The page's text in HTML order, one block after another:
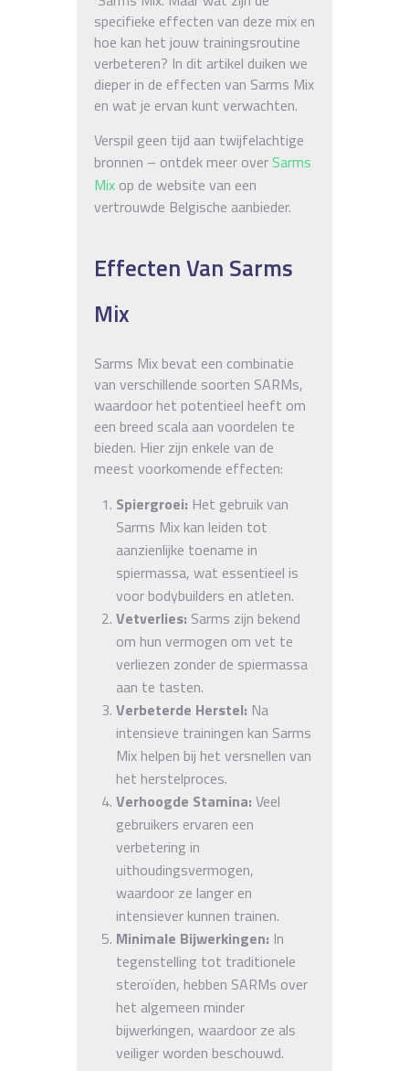
specifieke effecten van deze mix en
hoe kan het jouw trainingsroutine
verbeteren? In dit artikel duiken we
dieper in de effecten van Sarms Mix
en wat je ervan kunt verwachten.
Verspil geen tijd aan twijfelachtige
bronnen – ontdek meer over Sarms
Mix op de website van een
vertrouwde Belgische aanbieder.
Effecten Van Sarms
Mix
Sarms Mix bevat een combinatie
van verschillende soorten SARMs,
waardoor het potentieel heeft om
een breed scala aan voordelen te
bieden. Hier zijn enkele van de
meest voorkomende effecten:
Spiergroei: Het gebruik van
Sarms Mix kan leiden tot
aanzienlijke toename in
spiermassa, wat essentieel is
voor bodybuilders en atleten.
Vetverlies: Sarms zijn bekend
om hun vermogen om vet te
verliezen zonder de spiermassa
aan te tasten.
Verbeterde Herstel: Na
intensieve trainingen kan Sarms
Mix helpen bij het versnellen van
het herstelproces.
Verhoogde Stamina: Veel
gebruikers ervaren een
verbetering in
uithoudingsvermogen,
waardoor ze langer en
intensiever kunnen trainen.
Minimale Bijwerkingen: In
tegenstelling tot traditionele
steroïden, hebben SARMs over
het algemeen minder
bijwerkingen, waardoor ze als
veiliger worden beschouwd.